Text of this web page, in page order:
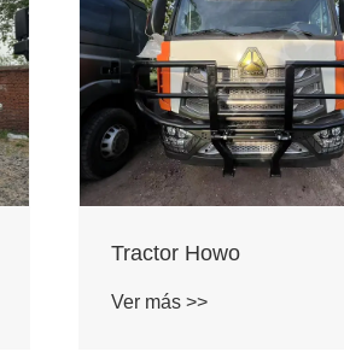
Howo 6x4 Tractor Tractor
Ver más >>